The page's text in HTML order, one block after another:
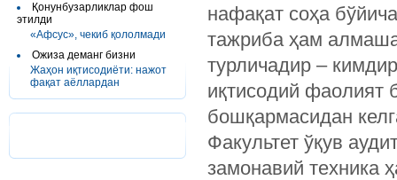
Қонунбузарликлар фош
этилди
«Афсус», чекиб қололмади
Ожиза деманг бизни
Жаҳон иқтисодиёти: нажот
фақат аёллардан
нафақат соҳа
тажриба ҳам
турличадир –
иқтисодий фаолият
бошқармасидан
Факультет ўқув
замонавий техника